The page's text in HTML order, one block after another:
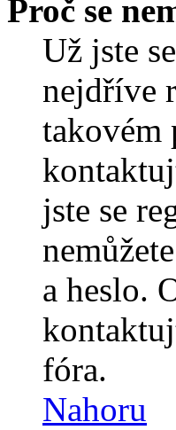
Proč se
Už jste
nejdříve
takovém
jste se
a heslo.
fóra.
Nahoru